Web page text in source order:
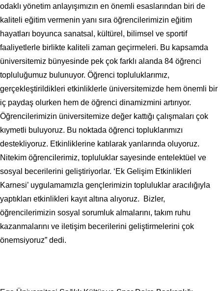
odaklı yönetim anlayışımızın en önemli esaslarından biri de
kaliteli eğitim vermenin yanı sıra öğrencilerimizin eğitim
hayatları boyunca sanatsal, kültürel, bilimsel ve sportif
faaliyetlerle birlikte kaliteli zaman geçirmeleri. Bu kapsamda
üniversitemiz bünyesinde pek çok farklı alanda 84 öğrenci
topluluğumuz bulunuyor. Öğrenci topluluklarımız,
gerçekleştirildikleri etkinliklerle üniversitemizde hem önemli bir
iç paydaş olurken hem de öğrenci dinamizmini artırıyor.
Öğrencilerimizin üniversitemize değer kattığı çalışmaları çok
kıymetli buluyoruz. Bu noktada öğrenci topluklarımızı
destekliyoruz. Etkinliklerine katılarak yanlarında oluyoruz.
Nitekim öğrencilerimiz, topluluklar sayesinde entelektüel ve
sosyal becerilerini geliştiriyorlar. ‘Ek Gelişim Etkinlikleri
Karnesi’ uygulamamızla gençlerimizin topluluklar aracılığıyla
yaptıkları etkinlikleri kayıt altına alıyoruz. Bizler,
öğrencilerimizin sosyal sorumluk almalarını, takım ruhu
kazanmalarını ve iletişim becerilerini geliştirmelerini çok
önemsiyoruz” dedi.